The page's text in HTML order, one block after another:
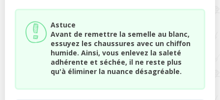
Astuce
Avant de remettre la semelle au blanc,
essuyez les chaussures avec un chiffon
humide. Ainsi, vous enlevez la saleté
adhérente et séchée, il ne reste plus
qu'à éliminer la nuance désagréable.